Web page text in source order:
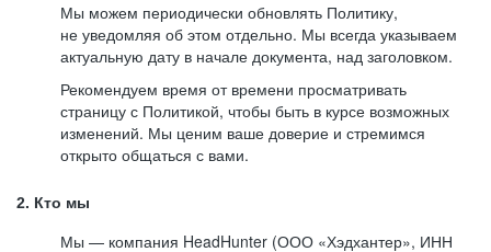
Мы можем периодически обновлять Политику,
не уведомляя об этом отдельно. Мы всегда указываем
актуальную дату в начале документа, над заголовком.
Рекомендуем время от времени просматривать
страницу с Политикой, чтобы быть в курсе возможных
изменений. Мы ценим ваше доверие и стремимся
открыто общаться с вами.
2. Кто мы
Мы — компания HeadHunter (ООО «Хэдхантер», ИНН